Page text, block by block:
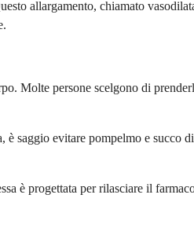
allargamento, chiamato
Molte persone scelgono di
saggio evitare pompelmo e succo
è progettata per rilasciare il